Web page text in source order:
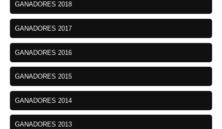
GANADORES 2018
GANADORES 2017
GANADORES 2016
GANADORES 2015
GANADORES 2014
GANADORES 2013